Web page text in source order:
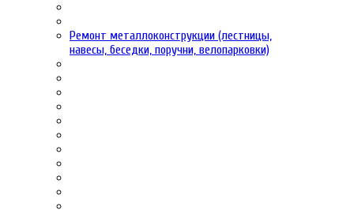
Ремонт металлоконструкции (лестницы,
навесы, беседки, поручни, велопарковки)